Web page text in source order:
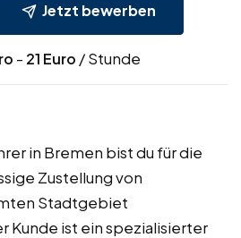
Jetzt bewerben
- 21 Euro / Stunde
in Bremen bist du für die
Zustellung von
Stadtgebiet
Kunde ist ein spezialisierter